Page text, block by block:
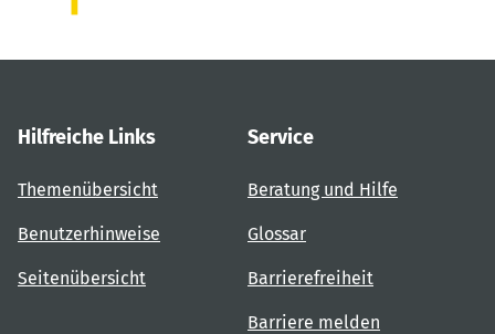
Hilfreiche Links
Themenübersicht
Benutzerhinweise
Seitenübersicht
Service
Beratung und Hilfe
Glossar
Barrierefreiheit
Barriere melden